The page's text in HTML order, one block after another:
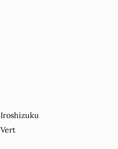
Iroshizuku
Vert